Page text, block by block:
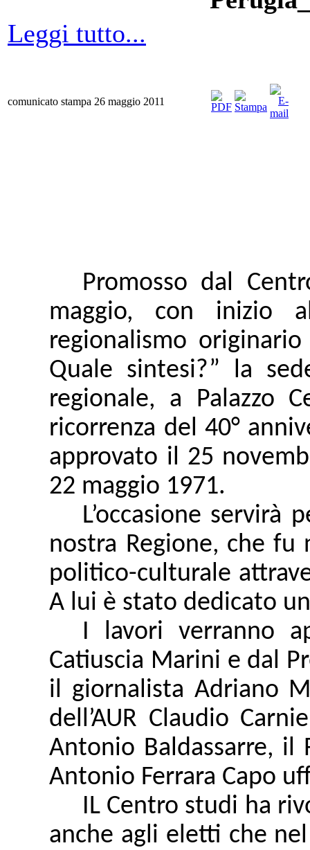
Leggi tutto...
comunicato stampa 26 maggio 2011
Promosso dal
maggio, con inizio
regionalismo
Quale sintesi?” la
regionale, a Palazzo
ricorrenza del 40°
approvato il 25
22 maggio 1971.
L’occasione
nostra Regione, che
politico-culturale
A lui è stato dedicato
I lavori verranno
Catiuscia Marini e dal
il giornalista Adriano
dell’AUR Claudio
Antonio Baldassarre, il
Antonio Ferrara Capo
IL Centro studi ha
anche agli eletti che